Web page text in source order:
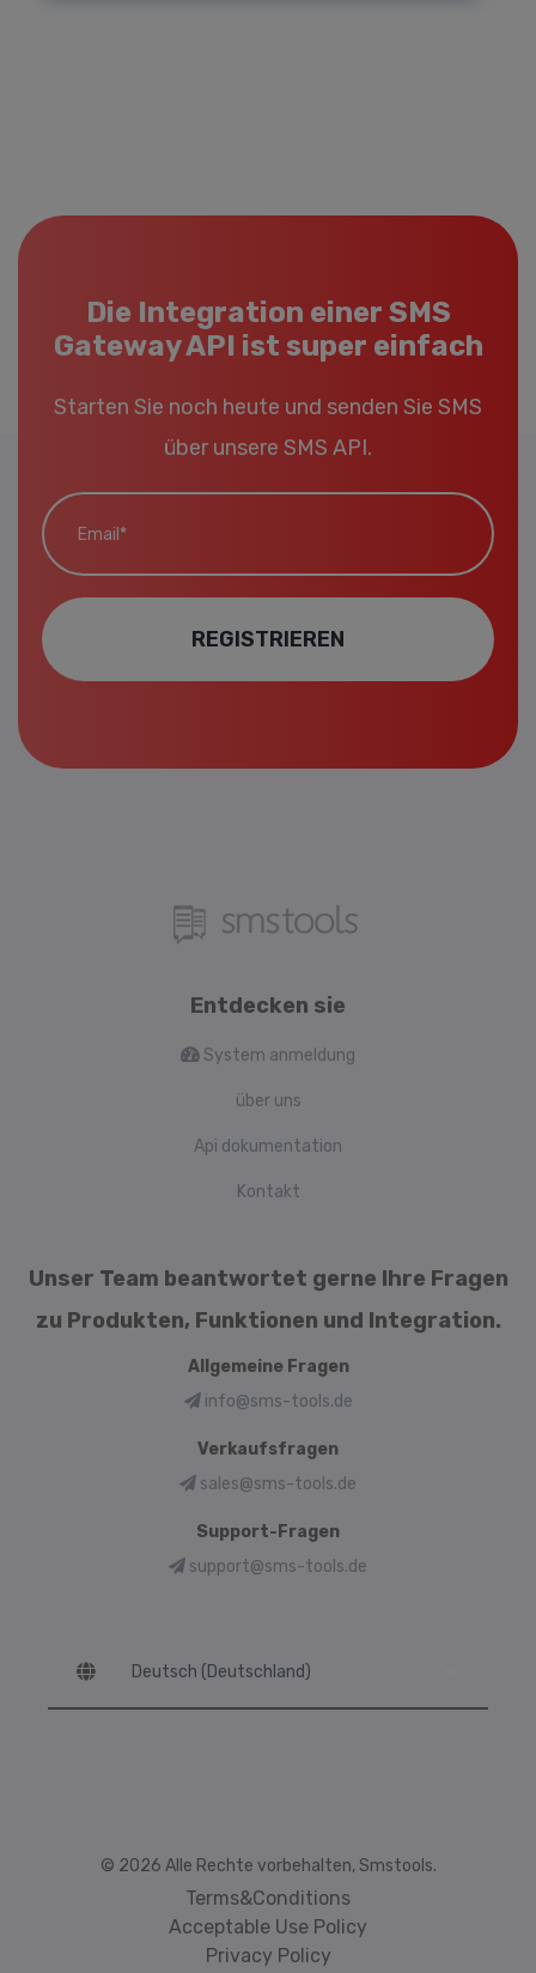
Die Integration einer SMS
Gateway API ist super einfach
Starten Sie noch heute und senden Sie SMS
über unsere SMS API.
Email*
REGISTRIEREN
Entdecken sie
System anmeldung
über uns
Api dokumentation
Kontakt
Unser Team beantwortet gerne Ihre Fragen
zu Produkten, Funktionen und Integration.
Allgemeine Fragen
info@sms-tools.de
Verkaufsfragen
sales@sms-tools.de
Support-Fragen
support@sms-tools.de
© 2026 Alle Rechte vorbehalten, Smstools.
Terms&Conditions
Acceptable Use Policy
Privacy Policy